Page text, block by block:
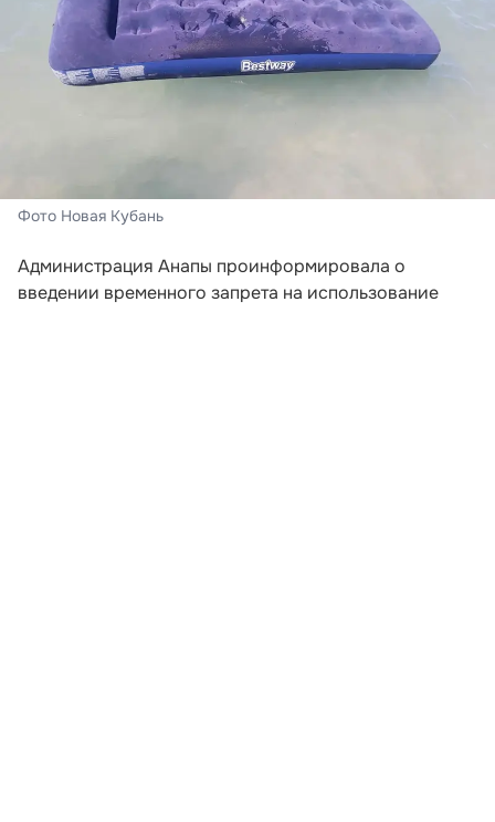
Фото Новая Кубань
Администрация Анапы проинформировала о
введении временного запрета на использование